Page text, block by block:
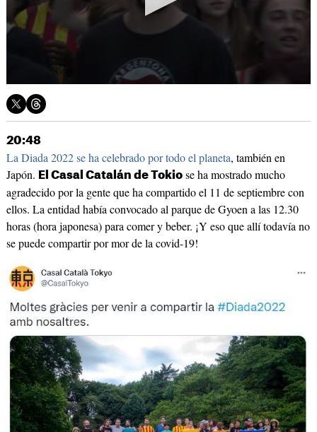
20:48
La Diada 2022 se ha celebrado por todo el planeta, también en
Japón. El Casal Catalán de Tokiose ha mostrado mucho
agradecido por la gente que ha compartido el 11 de septiembre con
ellos. La entidad había convocado al parque de Gyoen a las 12.30
horas (hora japonesa) para comer y beber. ¡Y eso que allí todavía no
se puede compartir por mor de la covid-19!